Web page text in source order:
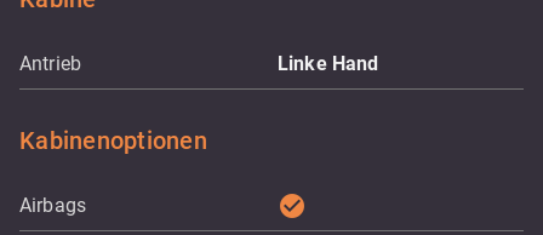
Antrieb Linke Hand
Kabinenoptionen
Airbags check_circle